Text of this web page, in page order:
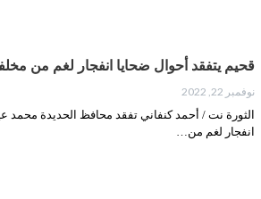
قحيم يتفقد أحوال ضحايا انفجار لغم من
نوفمبر 22, 2022
الثورة نت / أحمد كنفاني تفقد محافظ الحديدة محمد
انفجار لغم من…